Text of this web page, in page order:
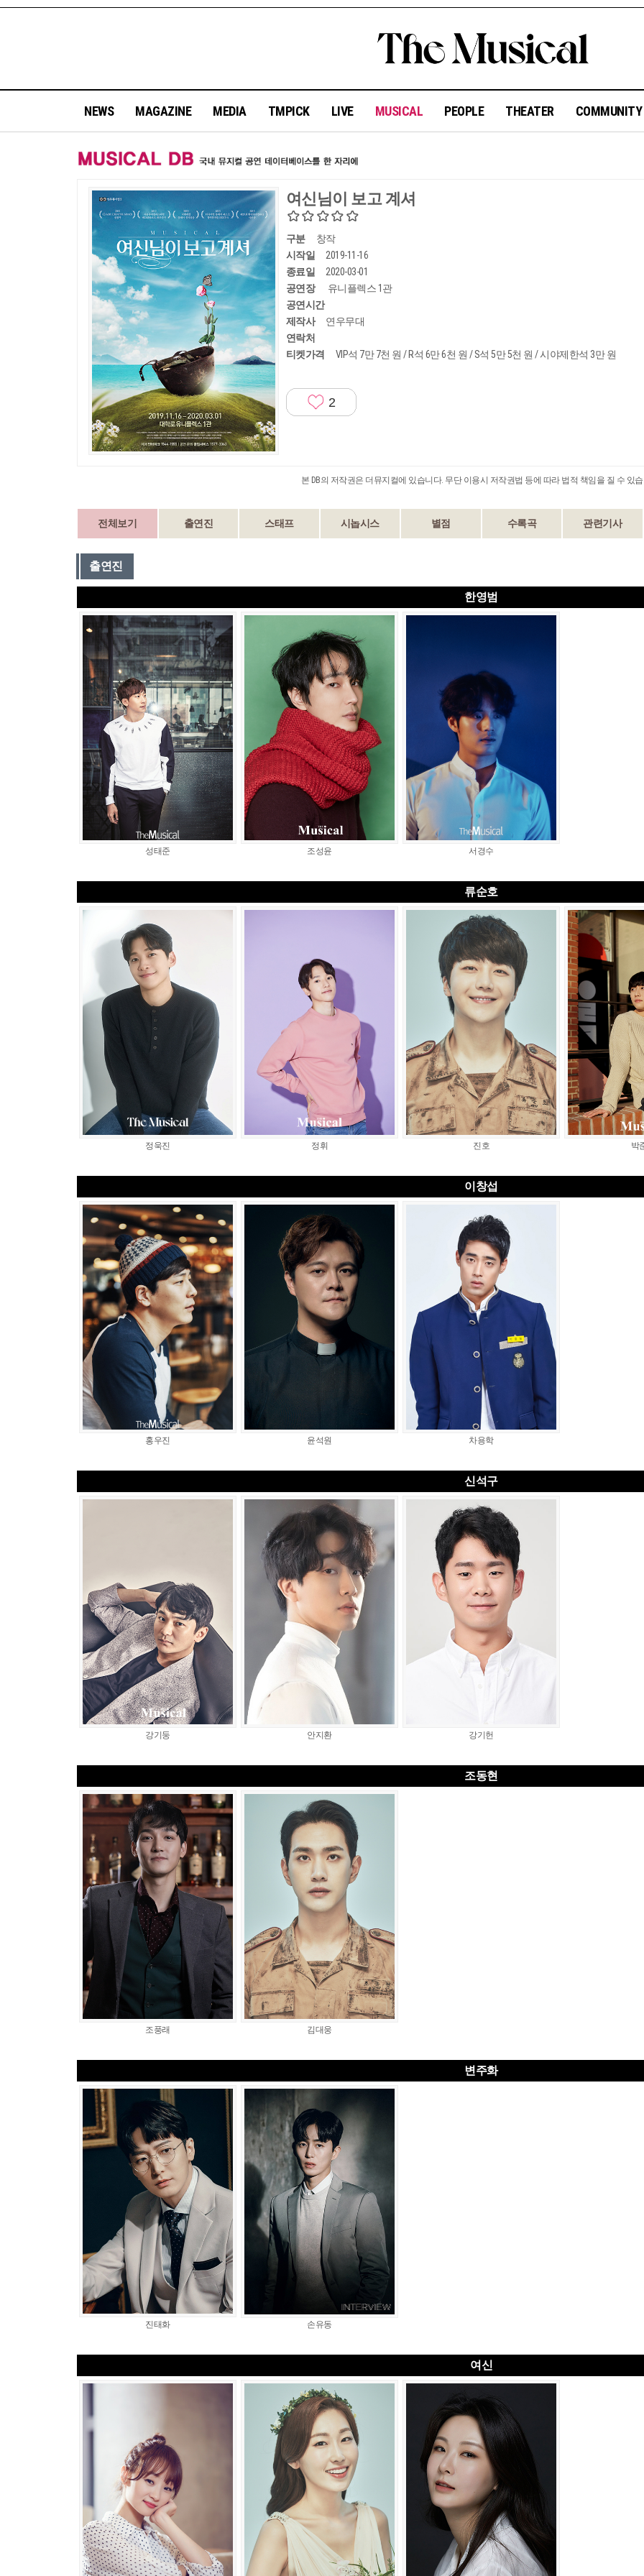
NEWS MAGAZINE MEDIA TMPICK LIVE MUSICAL PEOPLE THEATER COMMUNITY
여신님이 보고 계셔
구분
창작
시작일
2019-11-16
종료일
2020-03-01
공연장
유니플렉스 1관
공연시간
제작사
연우무대
연락처
티켓가격
VIP석 7만 7천 원 / R석 6만 6천 원 / S석 5만 5천 원 / 시야제한석 3만 원
2
본 DB의 저작권은 더뮤지컬에 있습니다. 무단 이용시 저작권법 등에 따라 법적 책임을 질 수 있
전체보기 출연진 스태프 시놉시스 별점 수록곡 관련기사
출연진
한영범
성태준 조성윤 서경수
류순호
정욱진 정휘 진호 박
이창섭
홍우진 윤석원 차용학
신석구
강기둥 안지환 강기헌
조동현
조풍래 김대웅
변주화
진태화 손유동
여신